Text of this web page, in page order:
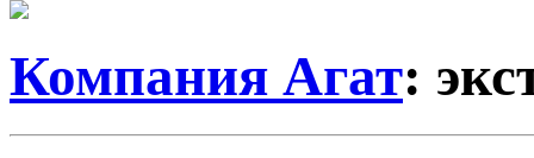
Компания Агат: